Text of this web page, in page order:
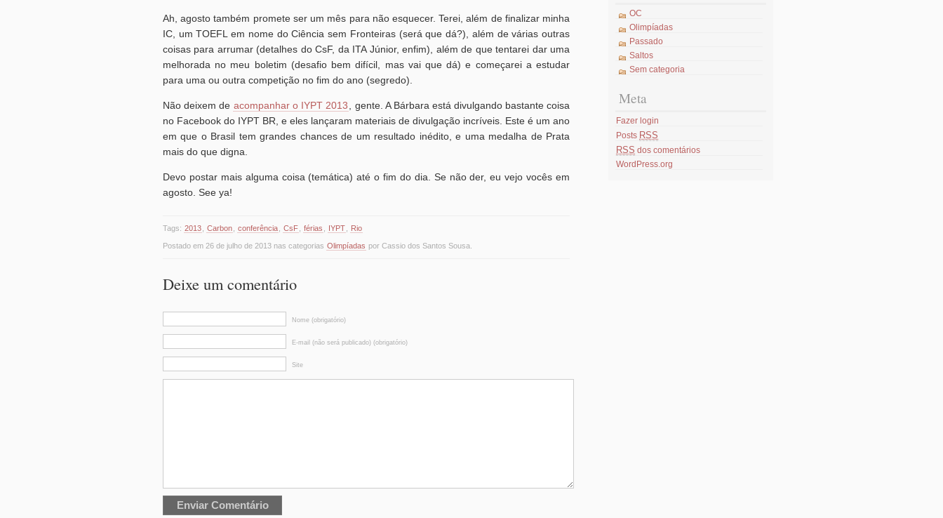
Ah, agosto também promete ser um mês para não esquecer. Terei, além de finalizar minha
IC, um TOEFL em nome do Ciência sem Fronteiras (será que dá?), além de várias outras
coisas para arrumar (detalhes do CsF, da ITA Júnior, enfim), além de que tentarei dar uma
melhorada no meu boletim (desafio bem difícil, mas vai que dá) e começarei a estudar
para uma ou outra competição no fim do ano (segredo).
Não deixem de acompanhar o IYPT 2013
, gente. A Bárbara está divulgando bastante coisa
no Facebook do IYPT BR, e eles lançaram materiais de divulgação incríveis. Este é um ano
em que o Brasil tem grandes chances de um resultado inédito, e uma medalha de Prata
mais do que digna.
Devo postar mais alguma coisa (temática) até o fim do dia. Se não der, eu vejo vocês em
agosto. See ya!
Tags: 2013 Carbon conferência CsF férias IYPT Rio
Postado em 26 de julho de 2013 nas categorias Olimpíadas por Cassio dos Santos Sousa.
Deixe um comentário
Nome (obrigatório)
E-mail (não será publicado) (obrigatório)
Site
OC
Olimpíadas
Passado
Saltos
Sem categoria
Meta
Fazer login
Posts RSS
RSS dos comentários
WordPress.org